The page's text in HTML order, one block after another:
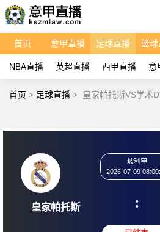
首页 意甲直播 足球直播 篮球
NBA直播 英超直播 西甲直播 意
首页 > 足球直播 > 皇家帕托斯VS学术
2026-